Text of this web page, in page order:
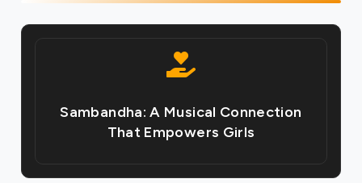
Sambandha: A Musical Connection
That Empowers Girls